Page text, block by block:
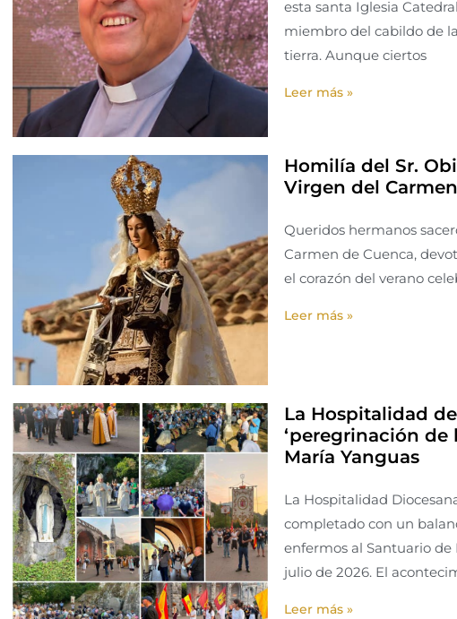
esta santa Iglesia
miembro del cabildo de
tierra. Aunque ciertos
Leer más »
Homilía del Sr.
Virgen del Carmen
Queridos hermanos
Carmen de Cuenca,
el corazón del verano
Leer más »
La Hospitalidad
‘peregrinación de
María Yanguas
La Hospitalidad
completado con un
enfermos al Santuario de
julio de 2026. El
Leer más »